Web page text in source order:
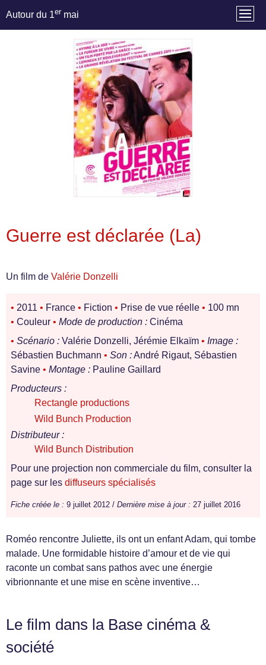
Autour du 1er mai
Guerre est déclarée (La)
Un film de Valérie Donzelli
• 2011 • France • Fiction • Prise de vue réelle • 100 mn
• Couleur • Mode de production : Cinéma
• Scénario : Valérie Donzelli, Jérémie Elkaïm • Image :
Sébastien Buchmann • Son :André Rigaut, Sébastien
Savine • Montage : Pauline Gaillard
Producteurs :
Rectangle productions
Wild Bunch Production
Distributeur :
Wild Bunch Distribution
Pour une projection non commerciale du film, consulter la
page sur les diffuseurs spécialisés
Fiche créée le : 9 juillet 2012 / Dernière mise à jour : 27 juillet 2016
Roméo rencontre Juliette, ils ont un enfant Adam, qui tombe
malade. Une formidable histoire d’amour et de vie qui
raconte un combat sans pathos avec une énergie
vibrionnante et une mise en scène inventive…
Le film dans la Base cinéma &
société